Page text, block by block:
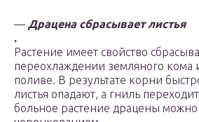
— Драцена сбрасывает листья
.
Растение имеет свойство
переохлаждении земляного кома
поливе. В результате корни
листья опадают, а гниль
больное растение драцены можно